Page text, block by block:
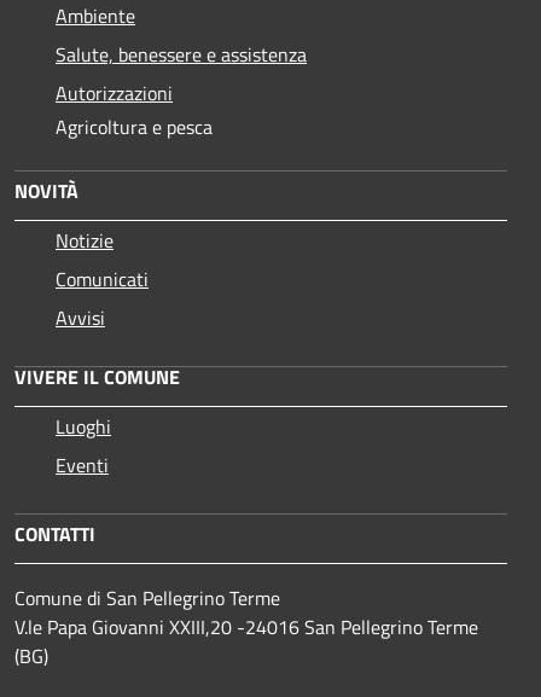
Ambiente
Salute, benessere e assistenza
Autorizzazioni
Agricoltura e pesca
NOVITÀ
Notizie
Comunicati
Avvisi
VIVERE IL COMUNE
Luoghi
Eventi
CONTATTI
Comune di San Pellegrino Terme
V.le Papa Giovanni XXIII,20 -24016 San Pellegrino Terme
(BG)